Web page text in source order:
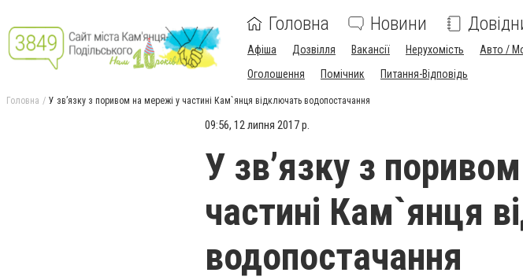
Головна Новини
Афіша Дозвілля Вакансії Нерухомість Авто /
Оголошення
Помічник Питання-Відповідь
Головна У зв’язку з поривом на мережі у частині Кам`янця відключать водопостачання
09:56, 12 липня 2017 р.
У зв’язку з
частині Кам`янця
водопостачання